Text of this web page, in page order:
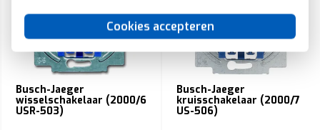
Cookies accepteren
Busch-Jaeger
wisselschakelaar (2000/6
USR-503)
Busch-Jaeger
kruisschakelaar (2000/7
US-506)